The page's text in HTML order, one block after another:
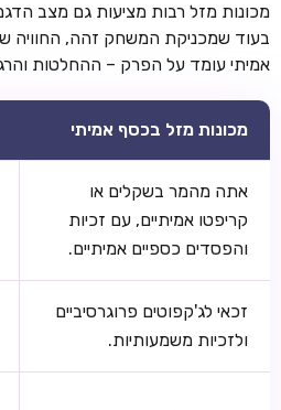
מכונות מזל רבות מציעות גם מצב
בעוד שמכניקת המשחק זהה, החוויה
אמיתי עומד על הפרק – ההחלטות
מכונות מזל בכסף אמיתי
אתה מהמר בשקלים או
קריפטו אמיתיים, עם זכיות
והפסדים כספיים אמיתיים.
זכאי לג'קפוטים פרוגרסיביים
ולזכיות משמעותיות.